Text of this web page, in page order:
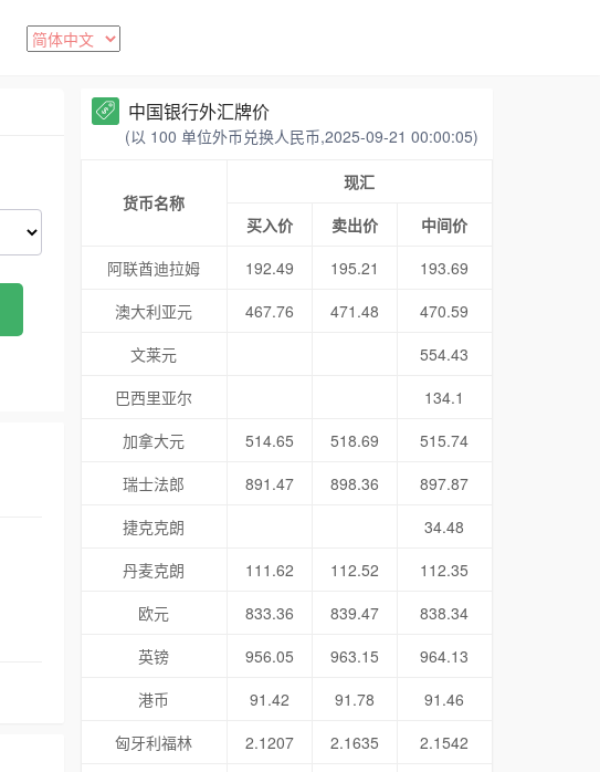
中国银行外汇牌价
(以 100 单位外币兑换人民币,2025-09-21 00:00:05)
货币名称
现汇
买入价
卖出价
中间价
阿联酋迪拉姆
192.49 195.21
193.69
澳大利亚元
467.76 471.48
470.59
文莱元
554.43
巴西里亚尔
134.1
加拿大元
514.65 518.69
515.74
瑞士法郎
891.47 898.36
897.87
捷克克朗
34.48
丹麦克朗
111.62 112.52
112.35
欧元
833.36 839.47
838.34
英镑
956.05 963.15
964.13
港币
91.42 91.78
91.46
匈牙利福林
2.1207 2.1635
2.1542